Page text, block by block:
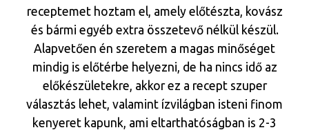
receptemet hoztam el, amely előtészta, kovász
és bármi egyéb extra összetevő nélkül készül.
Alapvetően én szeretem a magas minőséget
mindig is előtérbe helyezni, de ha nincs idő az
előkészületekre, akkor ez a recept szuper
választás lehet, valamint ízvilágban isteni finom
kenyeret kapunk, ami eltarthatóságban is 2-3